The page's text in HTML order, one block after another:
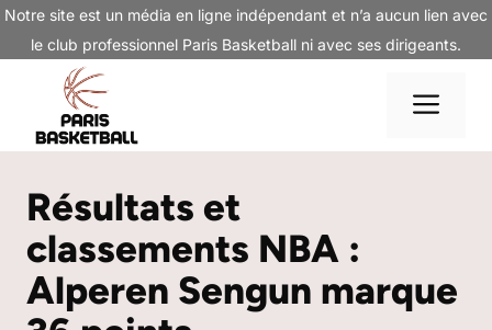
Aller
contenu
Notre site est un média en ligne indépendant et n’a aucun lien avec
le club professionnel Paris Basketball ni avec ses dirigeants.
Résultats et
classements NBA :
Alperen Sengun marque